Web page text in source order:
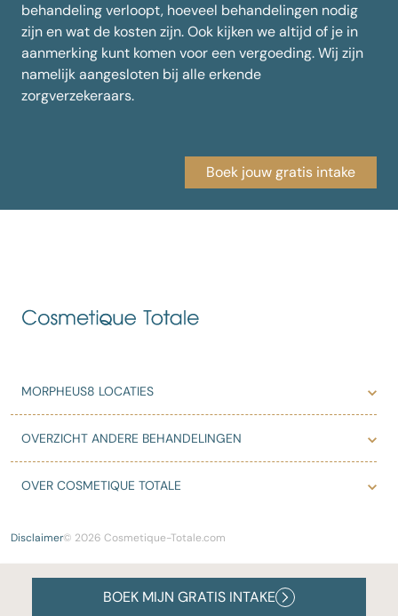
behandeling verloopt, hoeveel behandelingen nodig
zijn en wat de kosten zijn. Ook kijken we altijd of je in
aanmerking kunt komen voor een vergoeding. Wij zijn
namelijk aangesloten bij alle erkende
zorgverzekeraars.
Boek jouw gratis intake
MORPHEUS8 LOCATIES
OVERZICHT ANDERE BEHANDELINGEN
OVER COSMETIQUE TOTALE
Disclaimer© 2026 Cosmetique-Totale.com
BOEK MIJN GRATIS INTAKE